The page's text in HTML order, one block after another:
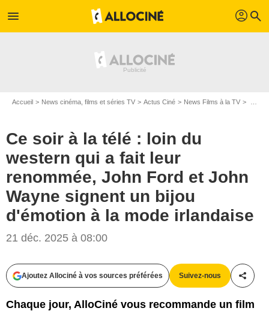
menu profil search
Accueil News cinéma, films et séries TV Actus Ciné News Films à la TV
Ce soir à la télé : loin du
western qui a fait leur
renommée, John Ford et John
Wayne signent un bijou
d'émotion à la mode irlandaise
21 déc. 2025 à 08:00
Ajoutez Allociné à vos sources préférées Suivez-nous
Chaque jour, AlloCiné vous recommande un film